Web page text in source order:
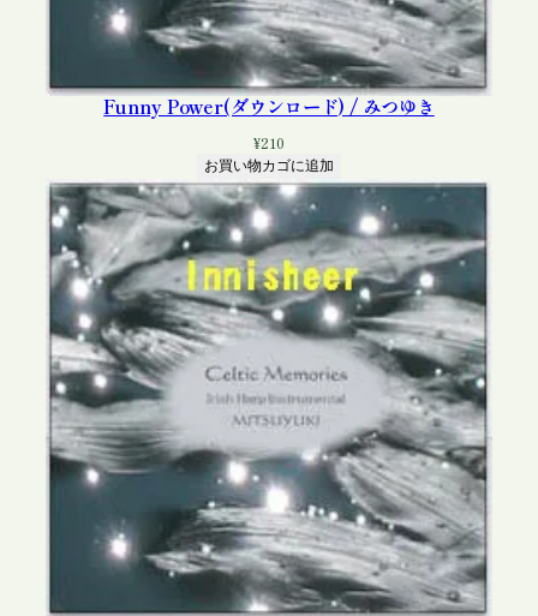
Funny Power(ダウンロード) / みつゆき
¥210
お買い物カゴに追加